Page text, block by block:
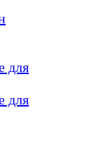
для
для